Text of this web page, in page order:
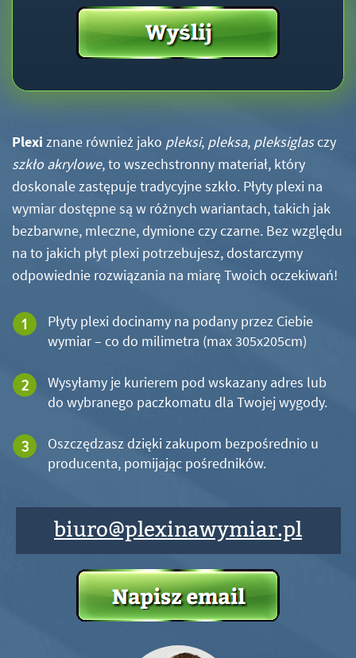
Plexi znane również jako pleksi, pleksa, pleksiglasczy
szkło akrylowe, to wszechstronny materiał, który
doskonale zastępuje tradycyjne szkło. Płyty plexi na
wymiar dostępne są w różnych wariantach, takich jak
bezbarwne, mleczne, dymione czy czarne. Bez względu
na to jakich płyt plexi potrzebujesz, dostarczymy
odpowiednie rozwiązania na miarę Twoich oczekiwań!
Płyty plexi docinamy na podany przez Ciebie
wymiar – co do milimetra (max 305x205cm)
Wysyłamy je kurierem pod wskazany adres lub
do wybranego paczkomatu dla Twojej wygody.
Oszczędzasz dzięki zakupom bezpośrednio u
producenta, pomijając pośredników.
biuro@plexinawymiar.pl